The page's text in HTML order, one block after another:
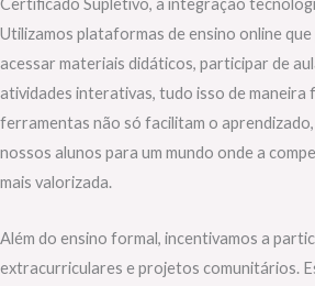
Certificado Supletivo, a integração
Utilizamos plataformas de ensino online
acessar materiais didáticos, participar de
atividades interativas, tudo isso de maneira
ferramentas não só facilitam o
nossos alunos para um mundo onde a
mais valorizada.
Além do ensino formal, incentivamos a
extracurriculares e projetos comunitários.